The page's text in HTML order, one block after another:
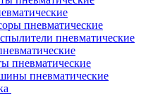
пневматические
пневматические
пневматические
пневматические